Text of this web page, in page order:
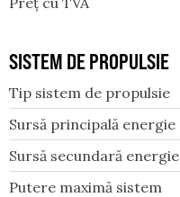
SISTEM DE PROPULSIE
Tip sistem de propulsie
Sursă principală energie
Sursă secundară energie
Putere maximă sistem